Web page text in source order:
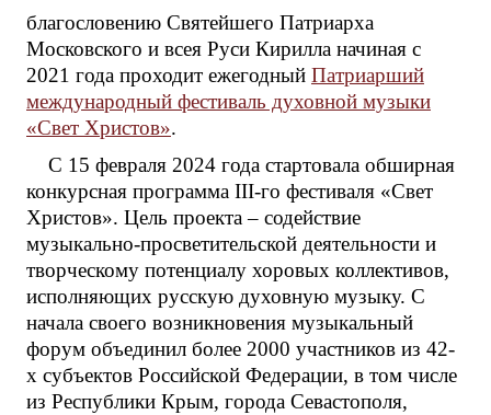
благословению Святейшего Патриарха
Московского и всея Руси Кирилла начиная с
2021 года проходит ежегодный Патриарший
международный фестиваль духовной музыки
«Свет Христов».
С 15 февраля 2024 года стартовала обширная
конкурсная программа III-го фестиваля «Свет
Христов». Цель проекта – содействие
музыкально-просветительской деятельности и
творческому потенциалу хоровых коллективов,
исполняющих русскую духовную музыку. С
начала своего возникновения музыкальный
форум объединил более 2000 участников из 42-
х субъектов Российской Федерации, в том числе
из Республики Крым, города Севастополя,